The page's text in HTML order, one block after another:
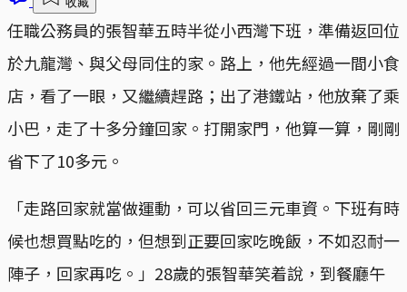
任職公務員的張智華五時半從小西灣下班，準備返回位
於九龍灣、與父母同住的家。路上，他先經過一間小食
店，看了一眼，又繼續趕路；出了港鐵站，他放棄了乘
小巴，走了十多分鐘回家。打開家門，他算一算，剛剛
省下了10多元。
「走路回家就當做運動，可以省回三元車資。下班有時
候也想買點吃的，但想到正要回家吃晚飯，不如忍耐一
陣子，回家再吃。」28歲的張智華笑着說，到餐廳午